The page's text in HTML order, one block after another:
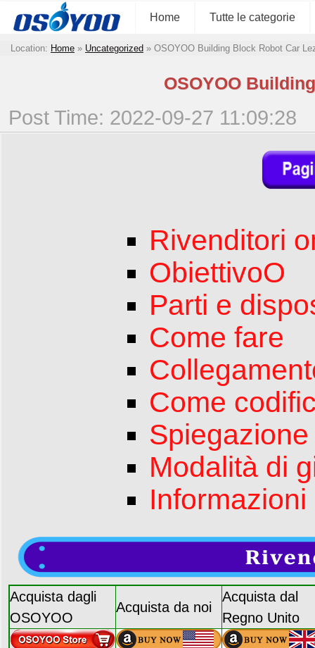
Home Tutte le categorie
Location: Home » Uncategorized » OSOYOO Building Block Robot Car
OSOYOO
Post Time: 2022-09-27 11:09:28
Rivenditori
ObiettivoO
Parti e
Come fare
Come
Modalità di
Informazioni
Acquista dagli
OSOYOO
Acquista da noi
Acquista dal
Regno Unito